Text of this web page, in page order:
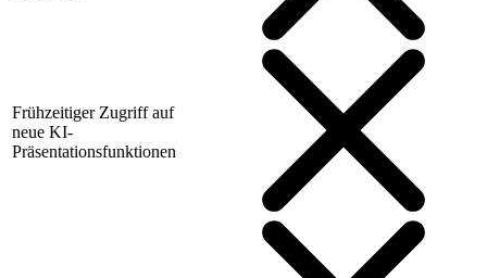
Frühzeitiger Zugriff auf
neue KI-
Präsentationsfunktionen